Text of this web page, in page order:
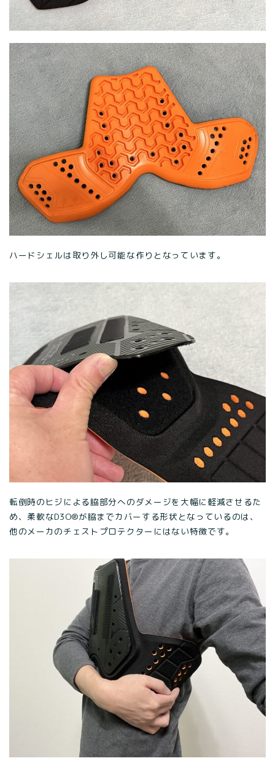
ハードシェルは取り外し可能な作りとなっています。
転倒時のヒジによる脇部分へのダメージを大幅に軽減させるた
め、柔軟なD3O®が脇までカバーする形状となっているのは、
他のメーカのチェストプロテクターにはない特徴です。